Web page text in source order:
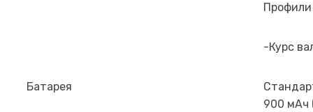
Профили
-Курс
Батарея
900 мАч